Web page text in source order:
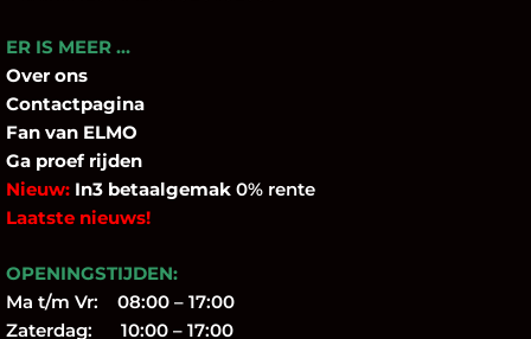
ER IS MEER …
Over ons
Contactpagina
Fan van ELMO
Ga proef rijden
Nieuw: In3 betaalgemak 0% rente
Laatste nieuws!
OPENINGSTIJDEN:
Ma t/m Vr: 08:00 – 17:00
Zaterdag: 10:00 – 17:00